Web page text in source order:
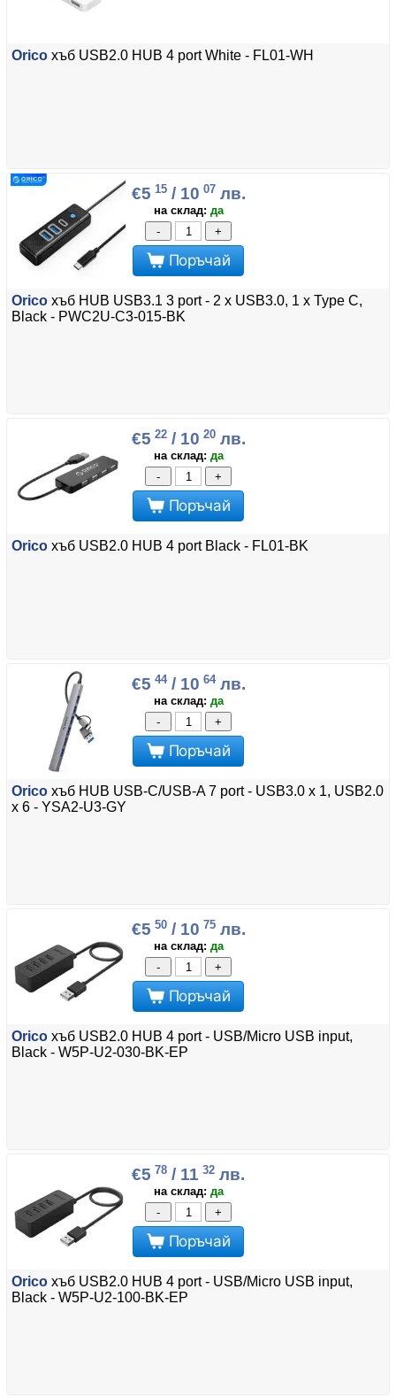
Orico хъб USB2.0 HUB 4 port White - FL01-WH
€5 15/ 10 07 лв.
на склад: да
-
+
Поръчай
Orico хъб HUB USB3.1 3 port - 2 x USB3.0, 1 x Type C,
Black - PWC2U-C3-015-BK
€5 22/ 10 20лв.
на склад: да
-
+
Поръчай
Orico хъб USB2.0 HUB 4 port Black - FL01-BK
€5 44/ 10 64лв.
на склад: да
-
+
Поръчай
Orico хъб HUB USB-C/USB-A 7 port - USB3.0 x 1, USB2.0
x 6 - YSA2-U3-GY
€5 50/ 10 75лв.
на склад: да
-
+
Поръчай
Orico хъб USB2.0 HUB 4 port - USB/Micro USB input,
Black - W5P-U2-030-BK-EP
€5 78 / 11 32 лв.
на склад: да
-
+
Поръчай
Orico хъб USB2.0 HUB 4 port - USB/Micro USB input,
Black - W5P-U2-100-BK-EP